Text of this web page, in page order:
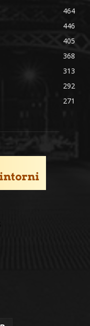
464
446
405
368
313
292
271